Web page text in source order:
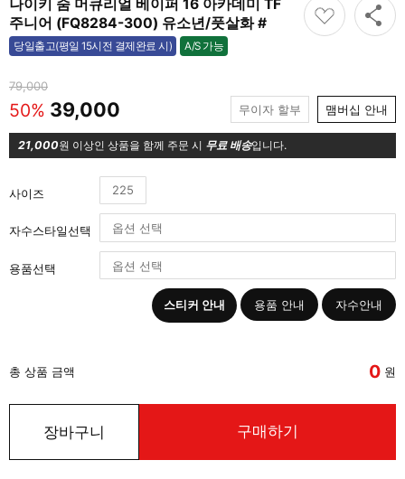
나이키 줌 머큐리얼 베이퍼 16 아카데미 TF
주니어 (FQ8284-300) 유소년/풋살화 #
당일출고(평일 15시전 결제완료 시) A/S 가능
가능
79,000
50% 39,000 무이자 할부 맴버십 안내
21,000원 이상인 상품을 함께 주문 시 무료 배송입니다.
사이즈 225
자수스타일선택
용품선택
스티커 안내 용품 안내 자수안내
총 상품 금액 0 원
장바구니 구매하기